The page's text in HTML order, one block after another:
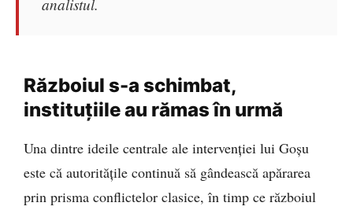
Războiul s-a schimbat,
instituțiile au rămas în urmă
Una dintre ideile centrale ale intervenției lui Goșu
este că autoritățile continuă să gândească apărarea
prin prisma conflictelor clasice, în timp ce războiul